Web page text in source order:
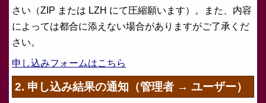
さい（ZIP または LZH にて圧縮願います）。また、内容
によっては都合に添えない場合がありますがご了承くだ
さい。
申し込みフォームはこちら
2. 申し込み結果の通知（管理者 → ユーザー）